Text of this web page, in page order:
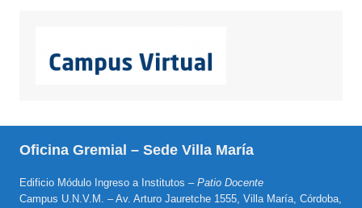
Oficina Gremial – Sede Villa María
Edificio Módulo Ingreso a Institutos – Patio Docente
Campus U.N.V.M. – Av. Arturo Jauretche 1555, Villa María, Córdoba,